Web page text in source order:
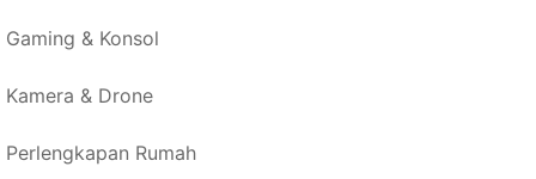
Gaming & Konsol
Kamera & Drone
Perlengkapan Rumah